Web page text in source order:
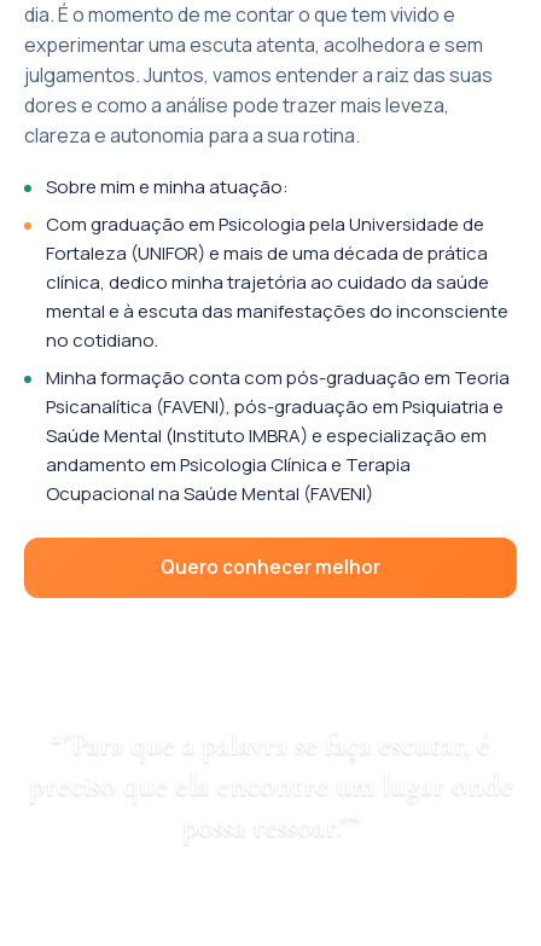
dia. É o momento de me contar o que tem vivido e
experimentar uma escuta atenta, acolhedora e sem
julgamentos. Juntos, vamos entender a raiz das suas
dores e como a análise pode trazer mais leveza,
clareza e autonomia para a sua rotina.
​Sobre mim e minha atuação:
Com graduação em Psicologia pela Universidade de
Fortaleza (UNIFOR) e mais de uma década de prática
clínica, dedico minha trajetória ao cuidado da saúde
mental e à escuta das manifestações do inconsciente
no cotidiano.
​Minha formação conta com pós-graduação em Teoria
Psicanalítica (FAVENI), pós-graduação em Psiquiatria e
Saúde Mental (Instituto IMBRA) e especialização em
andamento em Psicologia Clínica e Terapia
Ocupacional na Saúde Mental (FAVENI)
Quero conhecer melhor
“"Para que a palavra se faça escutar, é
preciso que ela encontre um lugar onde
possa ressoar."”